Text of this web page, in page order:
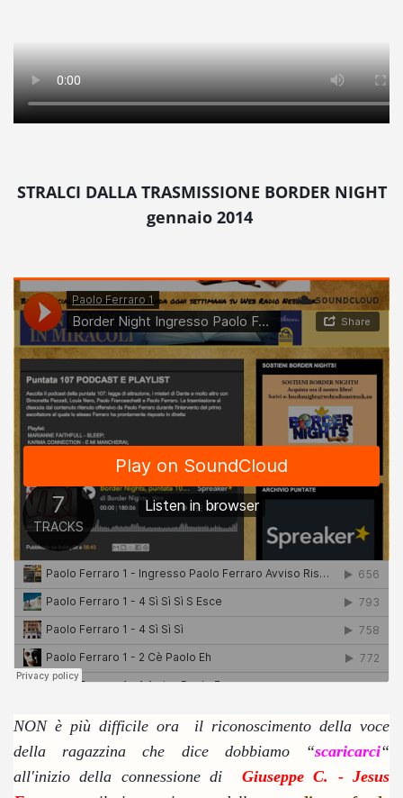
STRALCI DALLA TRASMISSIONE BORDER NIGHT
gennaio 2014
NON è più difficile ora il riconoscimento della voce
della ragazzina che dice dobbiamo “scaricarci“
all'inizio della connessione di Giuseppe C. - Jesus